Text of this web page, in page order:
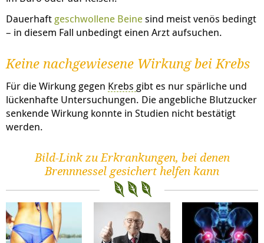
Dauerhaft geschwollene Beinesind meist venös bedingt
– in diesem Fall unbedingt einen Arzt aufsuchen.
Keine nachgewiesene Wirkung bei Krebs
Für die Wirkung gegen Krebs gibt es nur spärliche und
lückenhafte Untersuchungen. Die angebliche Blutzucker
senkende Wirkung konnte in Studien nicht bestätigt
werden.
Bild-Link zu Erkrankungen, bei denen
Brennnessel gesichert helfen kann